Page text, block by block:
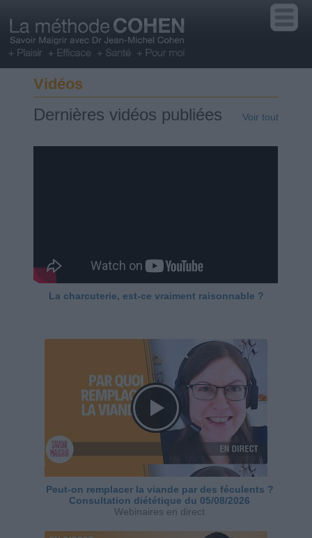
Vidéos
Dernières vidéos publiées Voir tout
La charcuterie, est-ce vraiment raisonnable ?
Peut-on remplacer la viande par des féculents ?
Consultation diététique du 05/08/2026
Webinaires en direct